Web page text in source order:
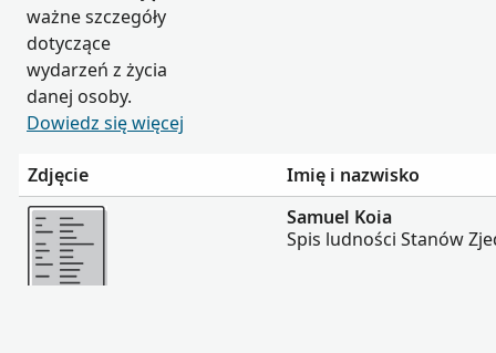
ważne szczegóły
dotyczące
wydarzeń z życia
danej osoby.
Dowiedz się więcej
Zdjęcie
Imię i nazwisko
Więcej
Samuel Koia
Spis ludności Stanów